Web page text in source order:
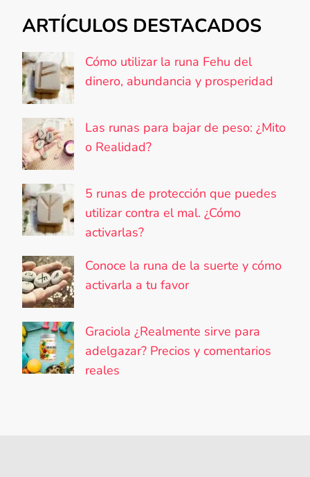
ARTÍCULOS DESTACADOS
Cómo utilizar la runa Fehu del
dinero, abundancia y prosperidad
Las runas para bajar de peso: ¿Mito
o Realidad?
5 runas de protección que puedes
utilizar contra el mal. ¿Cómo
activarlas?
Conoce la runa de la suerte y cómo
activarla a tu favor
Graciola ¿Realmente sirve para
adelgazar? Precios y comentarios
reales